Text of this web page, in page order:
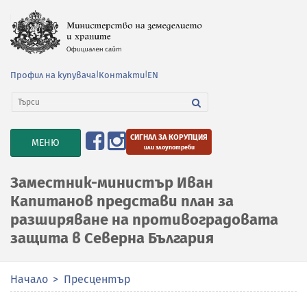
Профил на купувача Контакти EN
TOGGLE
NAVIGATION
МЕНЮ СИГНАЛ ЗА КОРУПЦИЯ
или злоупотреби
Заместник-министър Иван
Капитанов представи план за
разширяване на противоградовата
защита в Северна България
Начало Пресцентър